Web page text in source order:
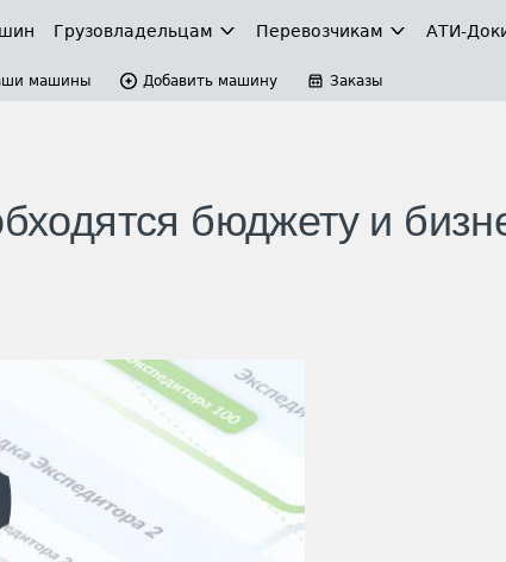
Грузовладельцам Перевозчикам АТИ-
машины Добавить машину Заказы
бюджету и